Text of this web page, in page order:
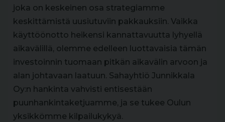
joka on keskeinen osa strategiamme
keskittämistä uusiutuviin pakkauksiin. Vaikka
käyttöönotto heikensi kannattavuutta lyhyellä
aikavälillä, olemme edelleen luottavaisia tämän
investoinnin tuomaan pitkän aikavälin arvoon ja
alan johtavaan laatuun. Sahayhtiö Junnikkala
Oy:n hankinta vahvisti entisestään
puunhankintaketjuamme, ja se tukee Oulun
yksikkömme kilpailukykyä.